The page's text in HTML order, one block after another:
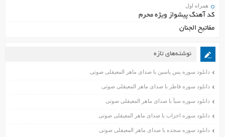
همراه اول
کد آهنگ پیشواز ویژه محرم
مفاتیح الجنان
نوشته‌های تازه
دانلود سوره یس یاسین با صدای ماهر المعیقلی صوتی
دانلود سوره فاطر با صدای ماهر المعیقلی صوتی
دانلود سوره سبأ با صدای ماهر المعیقلی صوتی
دانلود سوره احزاب با صدای ماهر المعیقلی صوتی
دانلود سوره سجده با صدای ماهر المعیقلی صوتی